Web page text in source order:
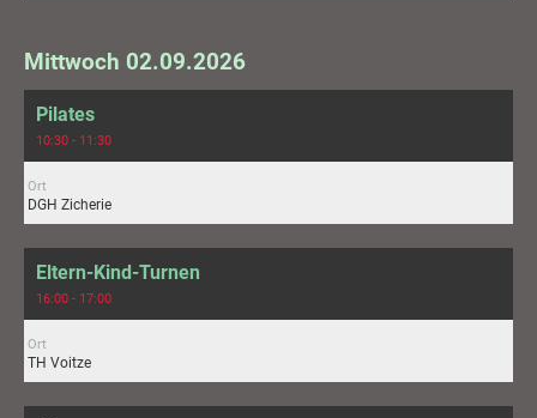
Mittwoch 02.09.2026
Pilates
10:30 - 11:30
Ort
DGH Zicherie
Eltern-Kind-Turnen
16:00 - 17:00
Ort
TH Voitze